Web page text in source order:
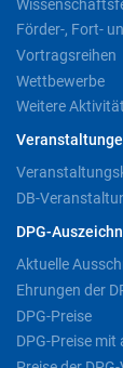
Förder-, Fort-
Vortragsreihen
Wettbewerbe
Weitere
DB-
DPG-
Aktuelle
Ehrungen der
DPG-Preise
DPG-Preise